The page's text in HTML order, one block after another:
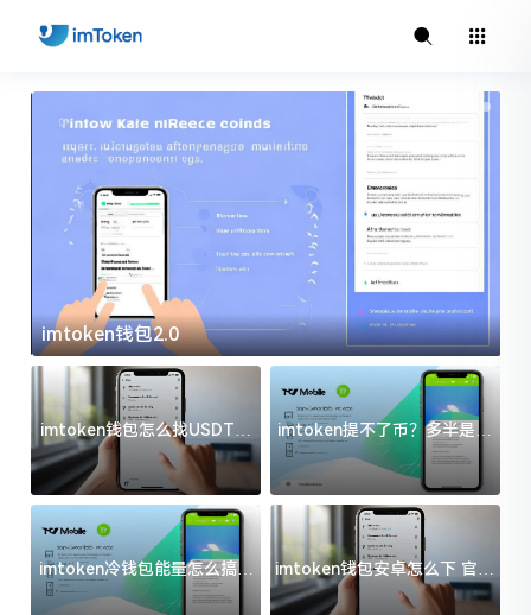
imtoken官方下载
imtoken钱包怎么找USDT地
址？三步搞定不踩坑
imtoken提不了币？多半是这
几件事没处理好
imtoken冷钱包能量怎么搞？
过来人告诉你门道
imtoken钱包安卓怎么下 官方
渠道避坑指南